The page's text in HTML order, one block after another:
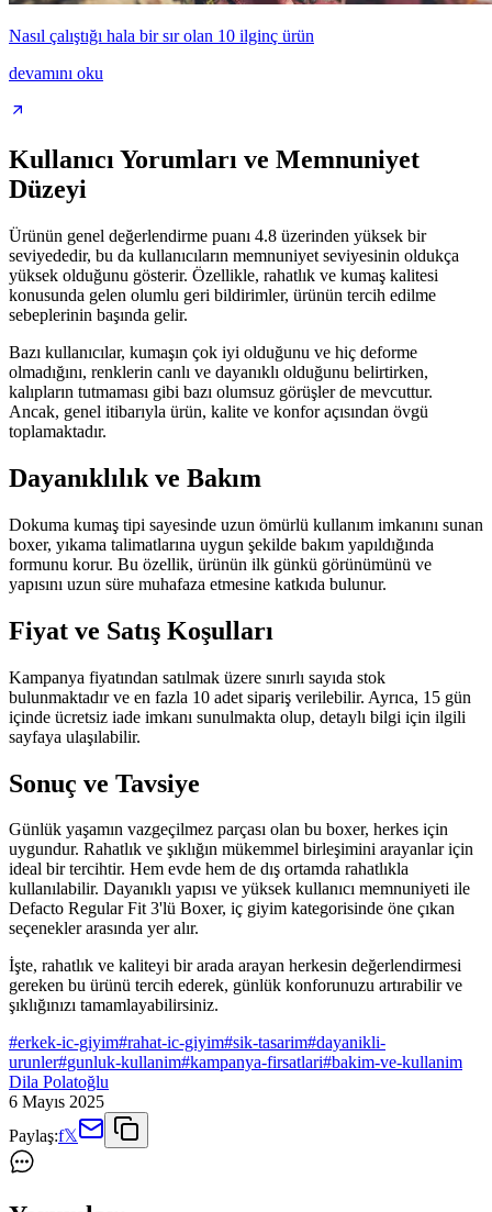
Nasıl çalıştığı hala bir sır olan 10 ilginç ürün
devamını oku
Kullanıcı Yorumları ve Memnuniyet
Düzeyi
Ürünün genel değerlendirme puanı 4.8 üzerinden yüksek bir
seviyededir, bu da kullanıcıların memnuniyet seviyesinin oldukça
yüksek olduğunu gösterir. Özellikle, rahatlık ve kumaş kalitesi
konusunda gelen olumlu geri bildirimler, ürünün tercih edilme
sebeplerinin başında gelir.
Bazı kullanıcılar, kumaşın çok iyi olduğunu ve hiç deforme
olmadığını, renklerin canlı ve dayanıklı olduğunu belirtirken,
kalıpların tutmaması gibi bazı olumsuz görüşler de mevcuttur.
Ancak, genel itibarıyla ürün, kalite ve konfor açısından övgü
toplamaktadır.
Dayanıklılık ve Bakım
Dokuma kumaş tipi sayesinde uzun ömürlü kullanım imkanını sunan
boxer, yıkama talimatlarına uygun şekilde bakım yapıldığında
formunu korur. Bu özellik, ürünün ilk günkü görünümünü ve
yapısını uzun süre muhafaza etmesine katkıda bulunur.
Fiyat ve Satış Koşulları
Kampanya fiyatından satılmak üzere sınırlı sayıda stok
bulunmaktadır ve en fazla 10 adet sipariş verilebilir. Ayrıca, 15 gün
içinde ücretsiz iade imkanı sunulmakta olup, detaylı bilgi için ilgili
sayfaya ulaşılabilir.
Sonuç ve Tavsiye
Günlük yaşamın vazgeçilmez parçası olan bu boxer, herkes için
uygundur. Rahatlık ve şıklığın mükemmel birleşimini arayanlar için
ideal bir tercihtir. Hem evde hem de dış ortamda rahatlıkla
kullanılabilir. Dayanıklı yapısı ve yüksek kullanıcı memnuniyeti ile
Defacto Regular Fit 3'lü Boxer, iç giyim kategorisinde öne çıkan
seçenekler arasında yer alır.
İşte, rahatlık ve kaliteyi bir arada arayan herkesin değerlendirmesi
gereken bu ürünü tercih ederek, günlük konforunuzu artırabilir ve
şıklığınızı tamamlayabilirsiniz.
#erkek-ic-giyim#rahat-ic-giyim#sik-tasarim#dayanikli-
urunler#gunluk-kullanim#kampanya-firsatlari#bakim-ve-kullanim
Dila Polatoğlu
6 Mayıs 2025
Paylaş:f𝕏